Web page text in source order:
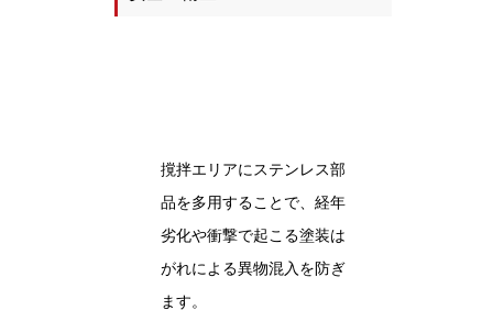
撹拌エリアにステンレス部
品を多用することで、経年
劣化や衝撃で起こる塗装は
がれによる異物混入を防ぎ
ます。